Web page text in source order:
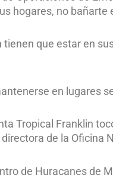
hogares, no
tienen que estar en
en lugares
Tropical Franklin
de la Oficina
de Huracanes de